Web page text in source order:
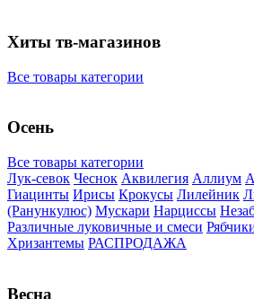
Хиты тв-магазинов
Все товары категории
Осень
Все товары категории
Лук-севок Чеснок Аквилегия Аллиум
Гиацинты Ирисы Крокусы Лилейник
(Ранункулюс) Мускари Нарцисcы
Различные луковичные и смеси
Хризантемы РАСПРОДАЖА
Весна